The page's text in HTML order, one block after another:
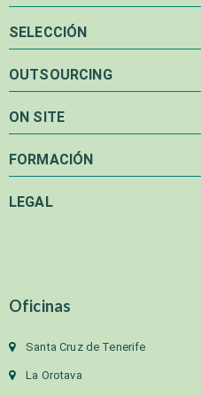
SELECCIÓN
OUTSOURCING
ON SITE
FORMACIÓN
LEGAL
Oficinas
Santa Cruz de Tenerife
La Orotava